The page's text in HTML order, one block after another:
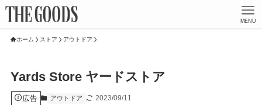
MENU
ホーム ストア アウトドア
Yards Store ヤードストア
広告 アウトドア 2023/09/11